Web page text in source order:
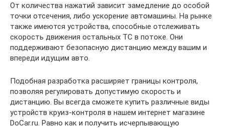
От количества нажатий зависит замедление до особой
точки отсечения, либо ускорение автомашины. На рынке
также имеются устройства, способные отслеживать
скорость движения остальных ТС в потоке. Они
поддерживают безопасную дистанцию между вашим и
впереди идущим авто.
Подобная разработка расширяет границы контроля,
позволяя регулировать допустимую скорость и
дистанцию. Вы всегда сможете купить различные виды
устройств круиз-контроля в нашем интернет магазине
DoCar.ru. Равно как и получить исчерпывающую